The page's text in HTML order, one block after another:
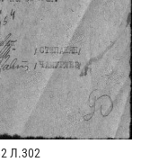
Л.302